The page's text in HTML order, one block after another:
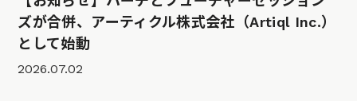
ズが合併、アーティクル株式会社（Artiql Inc.）
として始動
2026.07.02